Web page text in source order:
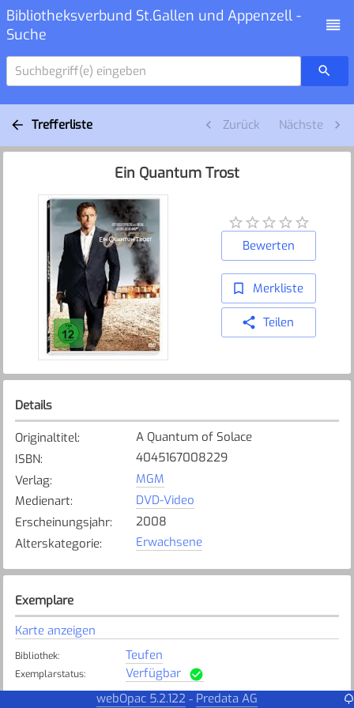
Bibliotheksverbund St.Gallen und Appenzell -
Suche
Suchbegriff(e) eingeben
Trefferliste Zurück Nächste
Ein Quantum Trost
Bewerten
Merkliste
Teilen
Details
Originaltitel:
A Quantum of Solace
ISBN:
4045167008229
Verlag:
MGM
Medienart:
DVD-Video
Erscheinungsjahr:
2008
Alterskategorie: Erwachsene
Exemplare
Karte anzeigen
Bibliothek: Teufen
Exemplarstatus:
Verfügbar
webOpac 5.2.122 - Predata AG